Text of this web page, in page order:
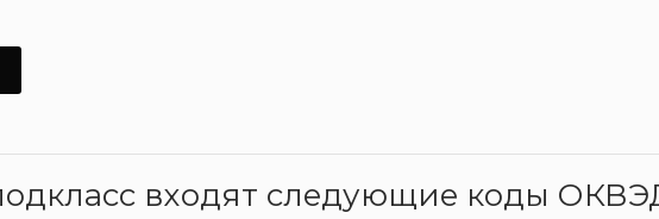
входят следующие коды